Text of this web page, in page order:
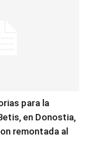
para la
en Donostia,
remontada al